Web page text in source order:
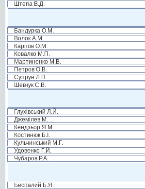
Штепа В.Д.
Бандурка О.М.
Волок А.М.
Карпов О.М.
Ковалко М.П.
Мартиненко М.В.
Петров О.В.
Супрун Л.П.
Шевчук С.В.
Глухівський Л.Й.
Джемілев М. .
Кендзьор Я.М.
Костинюк Б.І.
Кульчинський М.Г.
Удовенко Г.Й.
Чубаров Р.А.
Беспалий Б.Я.